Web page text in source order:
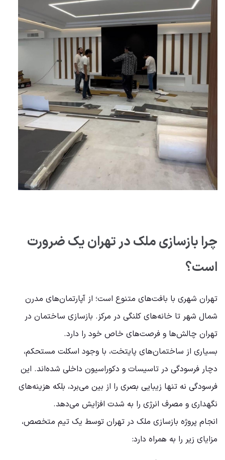
چرا بازسازی ملک در تهران یک ضرورت
است؟
تهران شهری با بافت‌های متنوع است؛ از آپارتمان‌های مدرن
شمال شهر تا خانه‌های کلنگی در مرکز. بازسازی ساختمان در
تهران چالش‌ها و فرصت‌های خاص خود را دارد.
بسیاری از ساختمان‌های پایتخت، با وجود اسکلت مستحکم،
دچار فرسودگی در تاسیسات و دکوراسیون داخلی شده‌اند. این
فرسودگی نه تنها زیبایی بصری را از بین می‌برد، بلکه هزینه‌های
نگهداری و مصرف انرژی را به شدت افزایش می‌دهد.
انجام پروژه بازسازی ملک در تهران توسط یک تیم متخصص،
مزایای زیر را به همراه دارد: